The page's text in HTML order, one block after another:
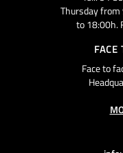
Thursday
to 18:00h.
FACE
Face to